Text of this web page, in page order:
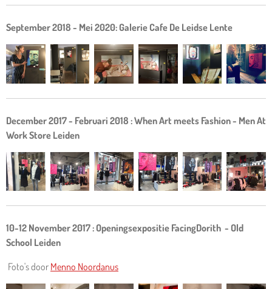
September 2018 - Mei 2020: Galerie Cafe De Leidse Lente
December 2017 - Februari 2018 : When Art meets Fashion - Men At
Work Store Leiden
10-12 November 2017 : Openingsexpositie FacingDorith - Old
School Leiden
Foto's door Menno Noordanus